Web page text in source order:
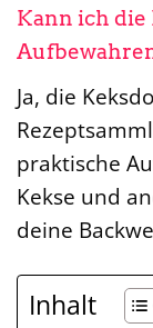
Kann ich die
Ja, die
praktische
Kekse und
deine
Inhalt